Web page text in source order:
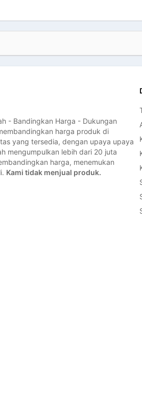
- Bandingkan Harga - Dukungan
harga produk di
yang tersedia, dengan upaya upaya
mengumpulkan lebih dari 20 juta
harga, menemukan
Kami tidak menjual produk.